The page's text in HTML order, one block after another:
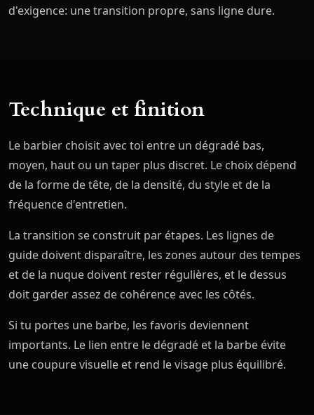
d'exigence: une transition propre, sans ligne dure.
Technique et finition
Le barbier choisit avec toi entre un dégradé bas,
moyen, haut ou un taper plus discret. Le choix dépend
de la forme de tête, de la densité, du style et de la
fréquence d'entretien.
La transition se construit par étapes. Les lignes de
guide doivent disparaître, les zones autour des tempes
et de la nuque doivent rester régulières, et le dessus
doit garder assez de cohérence avec les côtés.
Si tu portes une barbe, les favoris deviennent
importants. Le lien entre le dégradé et la barbe évite
une coupure visuelle et rend le visage plus équilibré.